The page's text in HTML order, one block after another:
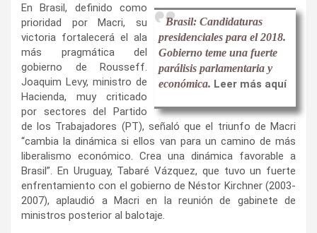
Brasil: Candidaturas
presidenciales para el 2018.
Gobierno teme una fuerte
parálisis parlamentaria y
económica. Leer más aquí
En Brasil, definido como
prioridad por Macri, su
victoria fortalecerá el ala
más pragmática del
gobierno de Rousseff.
Joaquim Levy, ministro de
Hacienda, muy criticado
por sectores del Partido
de los Trabajadores (PT), señaló que el triunfo de Macri
“cambia la dinámica si ellos van para un camino de más
liberalismo económico. Crea una dinámica favorable a
Brasil”. En Uruguay, Tabaré Vázquez, que tuvo un fuerte
enfrentamiento con el gobierno de Néstor Kirchner (2003-
2007), aplaudió a Macri en la reunión de gabinete de
ministros posterior al balotaje.